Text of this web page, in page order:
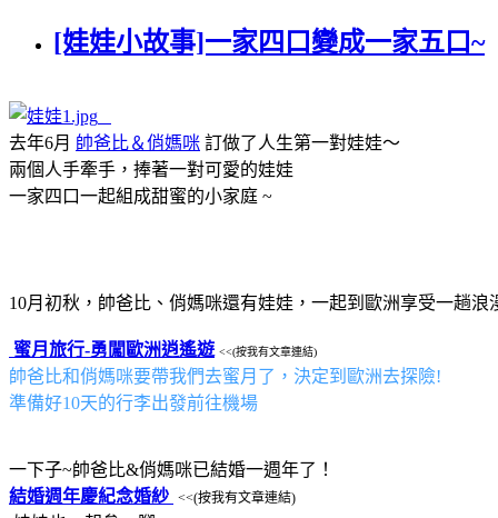
[娃娃小故事]一家四口變成一家五口~
去年6月 帥爸比＆俏媽咪 訂做了人生第一對娃娃～
兩個人手牽手，捧著一對可愛的娃娃
一家四口一起組成甜蜜的小家庭 ~
10月初秋，帥爸比、俏媽咪還有娃娃，一起到歐洲享受一趟
蜜月旅行-勇闖歐洲逍遙遊 <<(按我有文章連結)
帥爸比和俏媽咪要帶我們去蜜月了，決定到歐洲去探險!
準備好10天的行李出發前往機場
一下子~帥爸比&俏媽咪已結婚一週年了！
結婚週年慶紀念婚紗 <<(按我有文章連結)